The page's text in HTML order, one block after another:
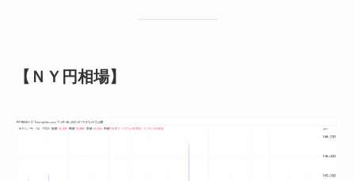
【ＮＹ円相場】